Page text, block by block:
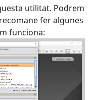
utilitat. Podrem
fer algunes
funciona: